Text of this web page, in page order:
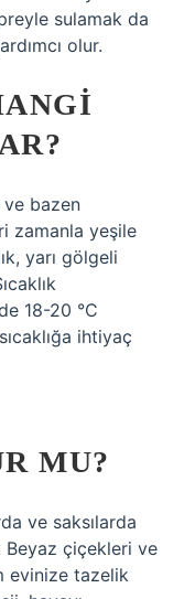
sulamak da
olur.
bazen
zamanla yeşile
yarı gölgeli
18-20 °C
ihtiyaç
MU?
ve saksılarda
çiçekleri ve
evinize tazelik